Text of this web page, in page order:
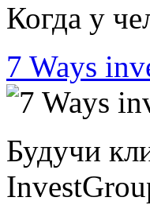
Когда у
7 Ways
Будучи